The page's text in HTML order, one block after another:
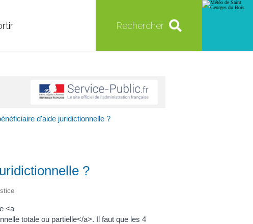
Rechercher
d'aide juridictionnelle ?
?
<a
totale ou partielle</a>. Il faut que les 4